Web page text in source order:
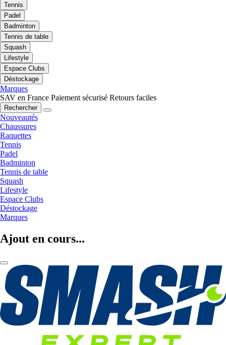
Tennis
Padel
Badminton
Tennis de table
Squash
Lifestyle
Espace Clubs
Déstockage
Marques
SAV en France Paiement sécurisé Retours faciles
Rechercher
Nouveautés
Chaussures
Raquettes
Tennis
Padel
Badminton
Tennis de table
Squash
Lifestyle
Espace Clubs
Déstockage
Marques
Ajout en cours...